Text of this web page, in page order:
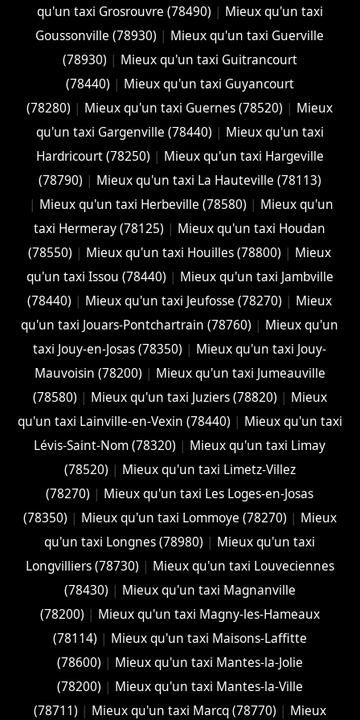
qu'un taxi Grosrouvre (78490) | Mieux qu'un taxi
Goussonville (78930) | Mieux qu'un taxi Guerville
(78930) | Mieux qu'un taxi Guitrancourt
(78440) | Mieux qu'un taxi Guyancourt
(78280) | Mieux qu'un taxi Guernes (78520) | Mieux
qu'un taxi Gargenville (78440) | Mieux qu'un taxi
Hardricourt (78250) | Mieux qu'un taxi Hargeville
(78790) | Mieux qu'un taxi La Hauteville (78113)
| Mieux qu'un taxi Herbeville (78580) | Mieux qu'un
taxi Hermeray (78125) | Mieux qu'un taxi Houdan
(78550) | Mieux qu'un taxi Houilles (78800) | Mieux
qu'un taxi Issou (78440) | Mieux qu'un taxi Jambville
(78440) | Mieux qu'un taxi Jeufosse (78270) | Mieux
qu'un taxi Jouars-Pontchartrain (78760) | Mieux qu'un
taxi Jouy-en-Josas (78350) | Mieux qu'un taxi Jouy-
Mauvoisin (78200) | Mieux qu'un taxi Jumeauville
(78580) | Mieux qu'un taxi Juziers (78820) | Mieux
qu'un taxi Lainville-en-Vexin (78440) | Mieux qu'un taxi
Lévis-Saint-Nom (78320) | Mieux qu'un taxi Limay
(78520) | Mieux qu'un taxi Limetz-Villez
(78270) | Mieux qu'un taxi Les Loges-en-Josas
(78350) | Mieux qu'un taxi Lommoye (78270) | Mieux
qu'un taxi Longnes (78980) | Mieux qu'un taxi
Longvilliers (78730) | Mieux qu'un taxi Louveciennes
(78430) | Mieux qu'un taxi Magnanville
(78200) | Mieux qu'un taxi Magny-les-Hameaux
(78114) | Mieux qu'un taxi Maisons-Laffitte
(78600) | Mieux qu'un taxi Mantes-la-Jolie
(78200) | Mieux qu'un taxi Mantes-la-Ville
(78711) | Mieux qu'un taxi Marcq (78770) | Mieux